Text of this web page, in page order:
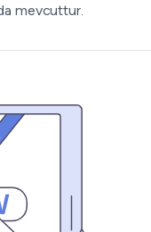
mevcuttur.